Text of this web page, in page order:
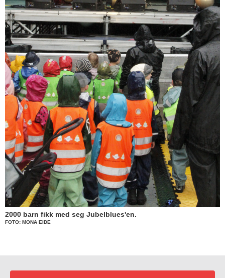
2000 barn fikk med seg Jubelblues'en.
FOTO: MONA EIDE